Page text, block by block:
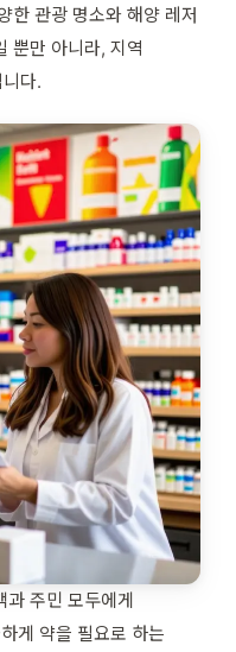
한 관광 명소와 해양 레저
뿐만 아니라, 지역
다.
주민 모두에게
게 약을 필요로 하는